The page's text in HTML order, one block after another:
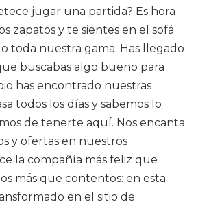
jugar una partida? Es hora
zapatos y te sientes en el sofá
toda nuestra gama. Has llegado
buscabas algo bueno para
has encontrado nuestras
todos los días y sabemos lo
de tenerte aquí. Nos encanta
y ofertas en nuestros
la compañía más feliz que
más que contentos: en esta
en el sitio de